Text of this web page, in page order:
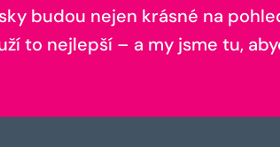
budou nejen krásné na
to nejlepší – a my jsme tu,